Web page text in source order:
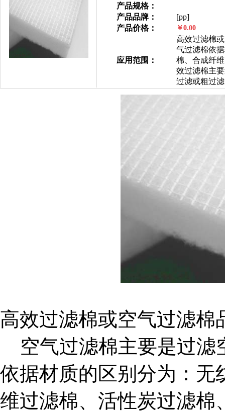
产品规格：
产品品牌：
[pp]
产品价格：
￥0.00
应用范围：
高效过滤棉
气过滤棉依
棉、合成纤
效过滤棉主
过滤或粗过
高效过滤棉或空气过滤棉
空气过滤棉主要是过滤
依据材质的区别分为：无
维过滤棉、活性炭过滤棉